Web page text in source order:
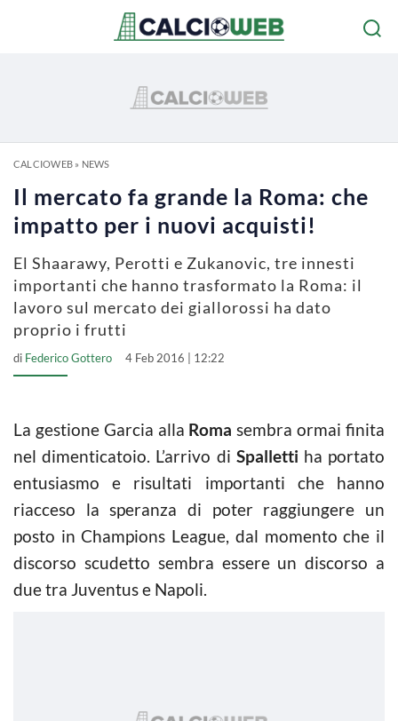
CALCIOWEB» NEWS
Il mercato fa grande la Roma: che
impatto per i nuovi acquisti!
El Shaarawy, Perotti e Zukanovic, tre innesti
importanti che hanno trasformato la Roma: il
lavoro sul mercato dei giallorossi ha dato
proprio i frutti
di Federico Gottero 4 Feb 2016 | 12:22
La gestione Garcia alla Roma sembra ormai finita
nel dimenticatoio. L’arrivo di Spalletti ha portato
entusiasmo e risultati importanti che hanno
riacceso la speranza di poter raggiungere un
posto in Champions League, dal momento che il
discorso scudetto sembra essere un discorso a
due tra Juventus e Napoli.